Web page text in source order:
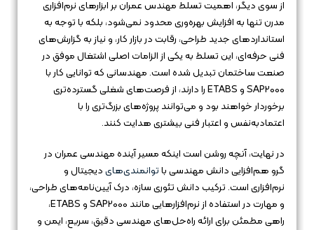
از سوی دیگر، اهمیت تسلط مهندس عمران بر ابزارهای نرم‌افزاری
مدرن تنها به افزایش بهره‌وری محدود نمی‌شود، بلکه با توجه به
استانداردهای جدید طراحی، رقابت در بازار کار، و نیاز به گزارش‌های
فنی حرفه‌ای، این تسلط به یکی از الزامات اصلی اشتغال موفق در
صنعت ساختمان تبدیل شده است. مهندسانی که توانایی کار با
SAP2000 و ETABS را دارند، از فرصت‌های شغلی گسترده‌تری
برخوردار خواهند بود و می‌توانند پروژه‌های بزرگ‌تری را با
اعتمادبه‌نفس و اعتبار فنی بیشتری هدایت کنند.
در نهایت، آنچه روشن است اینکه مسیر آینده مهندسی عمران در
گرو هم‌افزایی دانش مهندسی باتوانمندی‌هایدیجیتال و
نرم‌افزاری است. ترکیب دانش تئوری سازه، درک آیین‌نامه‌های طراحی،
و مهارت در استفاده از نرم‌افزارهایی مانند SAP2000 و ETABS،
راهی مطمئن برای ارائه راه‌حل‌های مهندسی دقیق، سریع، ایمن و